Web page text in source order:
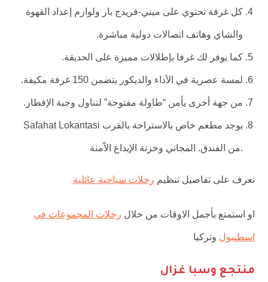
كل غرفة تحتوي على ميني-فريدج بار ولوازم إعداد القهوة
والشاي وهاتف اتصالات دولية مباشرة.
كما يوفر لك غرفا بإطلالات مميزة على الحديقة.
لمسة عصرية في الآداء والديكور يتضمن 150 غرفة مكيفة.
من جهة أخرى يأمن “طاولة مفتوحة” لتناول وجبة الإفطار.
يوجد مطعم خاص بالاستراحة ‪Safahat Lokantasi بالقرب
من الفندق. المجاني وخزنة الإيداع الاّمنة.
تعرف على تفاصيل تنظيم رحلات سياحية عائلية
او استمتع بأجمل الاوقات من خلال رحلات المجموعات في
اسطنبول وتركيا
منتجع وسبا غزال